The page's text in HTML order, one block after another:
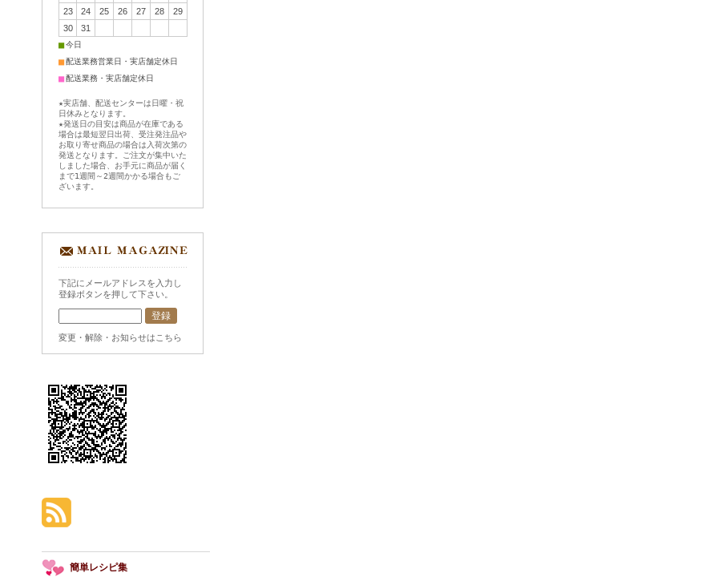
23
24 25 26 27 28
29
30
31
■今日
■配送業務営業日・実店舗定休日
■配送業務・実店舗定休日
★実店舗、配送センターは日曜・祝
日休みとなります。
★発送日の目安は商品が在庫である
場合は最短翌日出荷、受注発注品や
お取り寄せ商品の場合は入荷次第の
発送となります。ご注文が集中いた
しました場合、お手元に商品が届く
まで1週間～2週間かかる場合もご
ざいます。
下記にメールアドレスを入力し
登録ボタンを押して下さい。
変更・解除・お知らせはこちら
簡単レシピ集